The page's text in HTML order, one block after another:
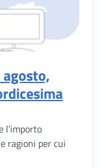
l’importo
ragioni per cui